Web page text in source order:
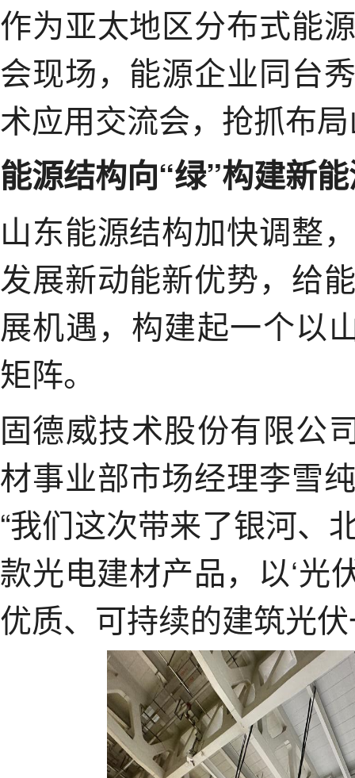
作为亚太地区分布式能
会现场，能源企业同台
术应用交流会，抢抓布
能源结构向“绿”构建新
山东能源结构加快调整
发展新动能新优势，给
展机遇，构建起一个以
矩阵。
固德威技术股份有限公
材事业部市场经理李雪
“我们这次带来了银河、
款光电建材产品，以‘光
优质、可持续的建筑光